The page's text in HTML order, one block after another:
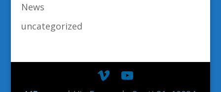
News
uncategorized